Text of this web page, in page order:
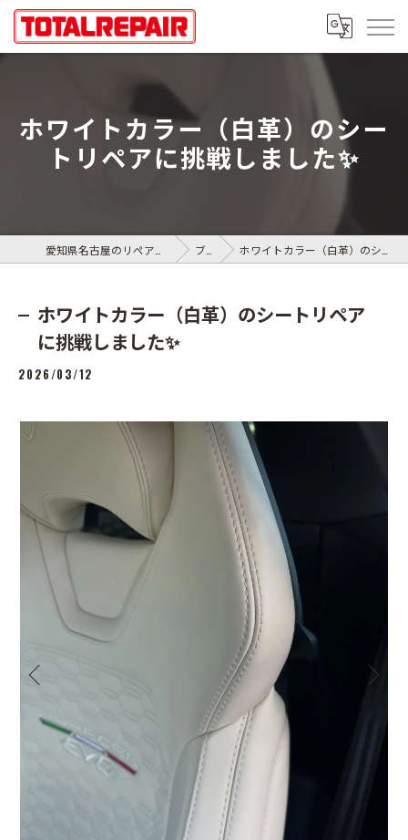
ホワイトカラー（白革）のシー
トリペアに挑戦しました✨
ブログ ホワイトカラー（白革）のシートリペアに挑戦しました✨
ホワイトカラー（白革）のシートリペア
に挑戦しました✨
2026/03/12